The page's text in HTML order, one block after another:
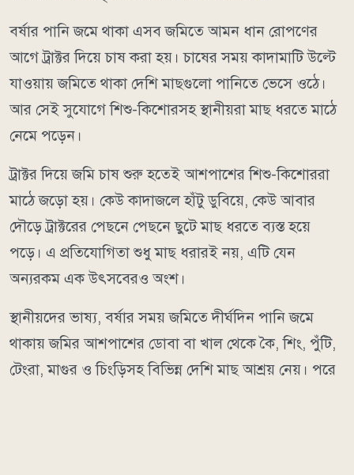
বর্ষার পানি জমে থাকা এসব জমিতে আমন ধান রোপণের
আগে ট্রাক্টর দিয়ে চাষ করা হয়। চাষের সময় কাদামাটি উল্টে
যাওয়ায় জমিতে থাকা দেশি মাছগুলো পানিতে ভেসে ওঠে।
আর সেই সুযোগে শিশু-কিশোরসহ স্থানীয়রা মাছ ধরতে মাঠে
নেমে পড়েন।
ট্রাক্টর দিয়ে জমি চাষ শুরু হতেই আশপাশের শিশু-কিশোররা
মাঠে জড়ো হয়। কেউ কাদাজলে হাঁটু ডুবিয়ে, কেউ আবার
দৌড়ে ট্রাক্টরের পেছনে পেছনে ছুটে মাছ ধরতে ব্যস্ত হয়ে
পড়ে। এ প্রতিযোগিতা শুধু মাছ ধরারই নয়, এটি যেন
অন্যরকম এক উৎসবেরও অংশ।
স্থানীয়দের ভাষ্য, বর্ষার সময় জমিতে দীর্ঘদিন পানি জমে
থাকায় জমির আশপাশের ডোবা বা খাল থেকে কৈ, শিং, পুঁটি,
টেংরা, মাগুর ও চিংড়িসহ বিভিন্ন দেশি মাছ আশ্রয় নেয়। পরে